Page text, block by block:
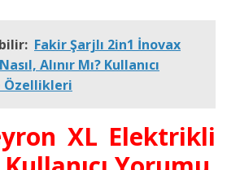
Fakir Şarjlı 2in1 İnovax
Alınır Mı? Kullanıcı
Özellikleri
XL Elektrikli